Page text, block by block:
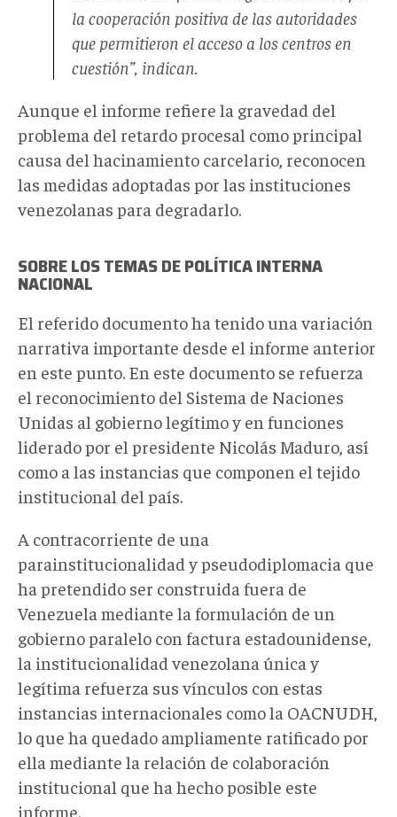
la cooperación positiva de las autoridades
que permitieron el acceso a los centros en
cuestión”, indican.
Aunque el informe refiere la gravedad del
problema del retardo procesal como principal
causa del hacinamiento carcelario, reconocen
las medidas adoptadas por las instituciones
venezolanas para degradarlo.
SOBRE LOS TEMAS DE POLÍTICA INTERNA
NACIONAL
El referido documento ha tenido una variación
narrativa importante desde el informe anterior
en este punto. En este documento se refuerza
el reconocimiento del Sistema de Naciones
Unidas al gobierno legítimo y en funciones
liderado por el presidente Nicolás Maduro, así
como a las instancias que componen el tejido
institucional del país.
A contracorriente de una
parainstitucionalidad y pseudodiplomacia que
ha pretendido ser construida fuera de
Venezuela mediante la formulación de un
gobierno paralelo con factura estadounidense,
la institucionalidad venezolana única y
legítima refuerza sus vínculos con estas
instancias internacionales como la OACNUDH,
lo que ha quedado ampliamente ratificado por
ella mediante la relación de colaboración
institucional que ha hecho posible este
informe.